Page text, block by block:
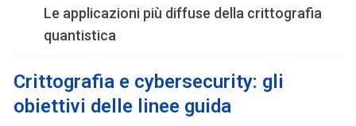
Le applicazioni più diffuse della crittografia
quantistica
Crittografia e cybersecurity: gli
obiettivi delle linee guida